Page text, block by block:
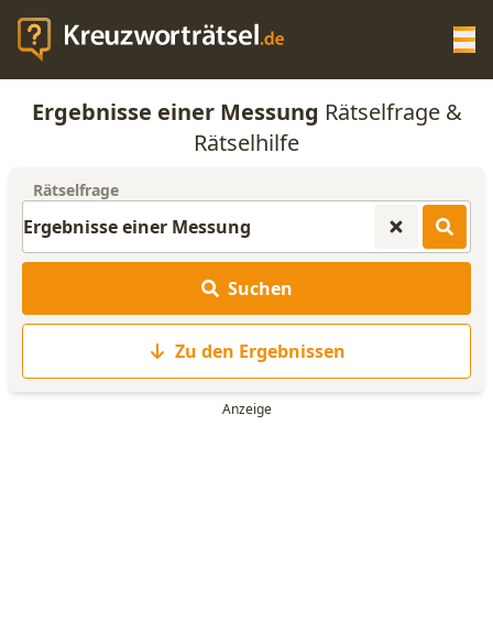
KREUZWORTRÄTSEL-HILFE
ANAGRAMM-GENERATOR
WORTLISTE
Ergebnisse einer Messung Rätselfrage &
Rätselhilfe
Rätselfrage
Suchen
Zu den Ergebnissen